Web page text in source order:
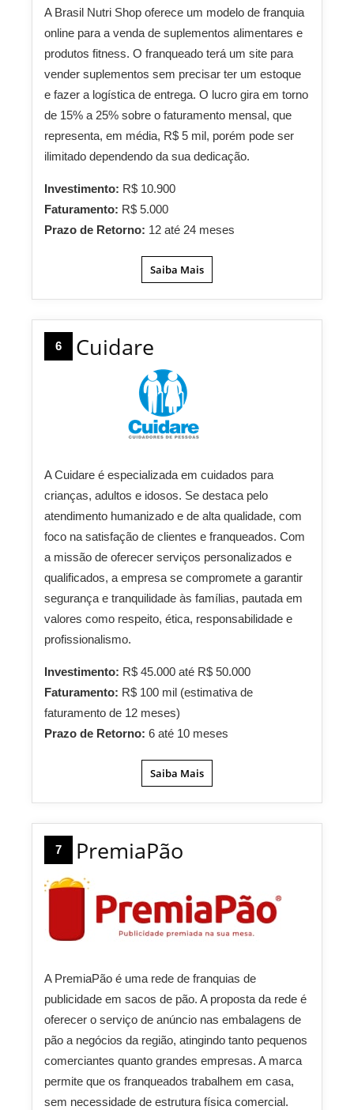
A Brasil Nutri Shop oferece um modelo de franquia
online para a venda de suplementos alimentares e
produtos fitness. O franqueado terá um site para
vender suplementos sem precisar ter um estoque
e fazer a logística de entrega. O lucro gira em torno
de 15% a 25% sobre o faturamento mensal, que
representa, em média, R$ 5 mil, porém pode ser
ilimitado dependendo da sua dedicação.
Investimento: R$ 10.900
Faturamento: R$ 5.000
Prazo de Retorno: 12 até 24 meses
Saiba Mais
6 Cuidare
A Cuidare é especializada em cuidados para
crianças, adultos e idosos. Se destaca pelo
atendimento humanizado e de alta qualidade, com
foco na satisfação de clientes e franqueados. Com
a missão de oferecer serviços personalizados e
qualificados, a empresa se compromete a garantir
segurança e tranquilidade às famílias, pautada em
valores como respeito, ética, responsabilidade e
profissionalismo.
Investimento: R$ 45.000 até R$ 50.000
Faturamento: R$ 100 mil (estimativa de
faturamento de 12 meses)
Prazo de Retorno: 6 até 10 meses
Saiba Mais
7 PremiaPão
A PremiaPão é uma rede de franquias de
publicidade em sacos de pão. A proposta da rede é
oferecer o serviço de anúncio nas embalagens de
pão a negócios da região, atingindo tanto pequenos
comerciantes quanto grandes empresas. A marca
permite que os franqueados trabalhem em casa,
sem necessidade de estrutura física comercial.